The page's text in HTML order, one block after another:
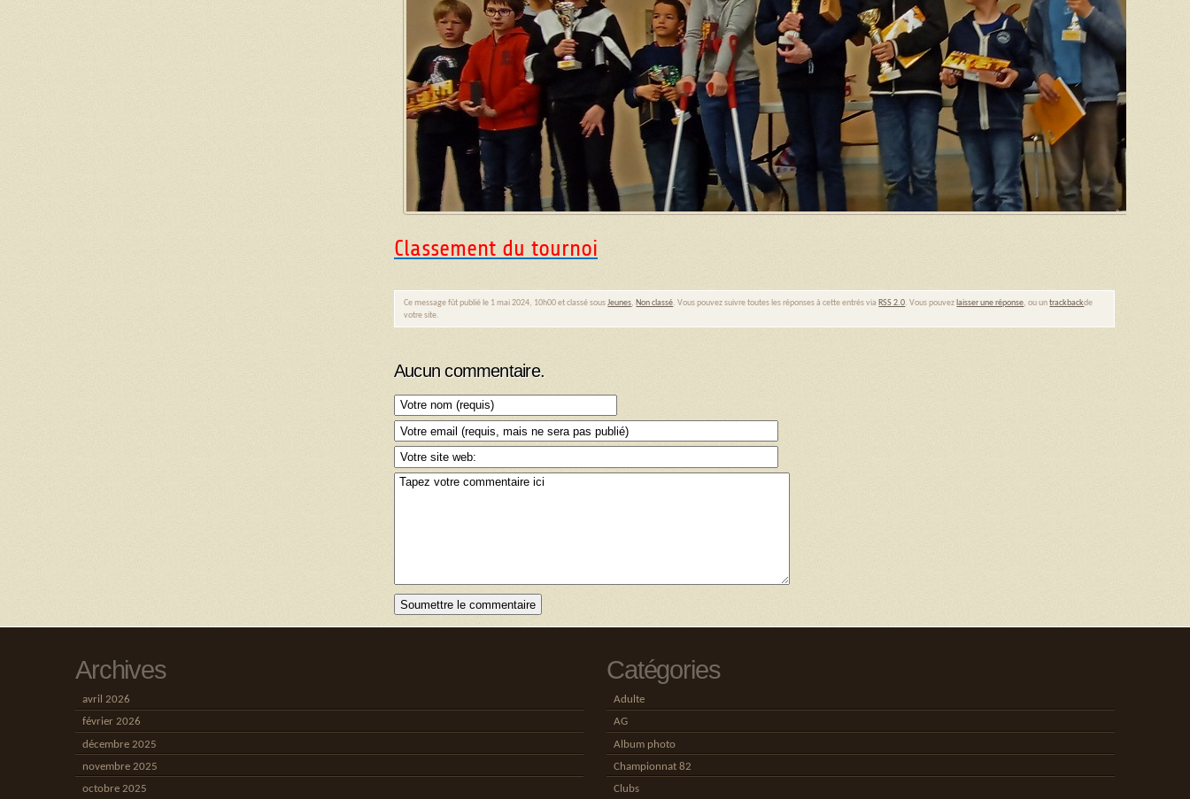
Classement du tournoi
Ce message fût publié le 1 mai 2024, 10h00 et classé sousJeunes, Non classé. Vous pouvez suivre toutes les réponses à cette entrés via RSS 2.0. Vous pouvez laisser une réponse, ou untrackbackde
votre site.
Aucun commentaire.
Archives
avril 2026
février 2026
décembre 2025
novembre 2025
octobre 2025
Catégories
Adulte
AG
Album photo
Championnat 82
Clubs